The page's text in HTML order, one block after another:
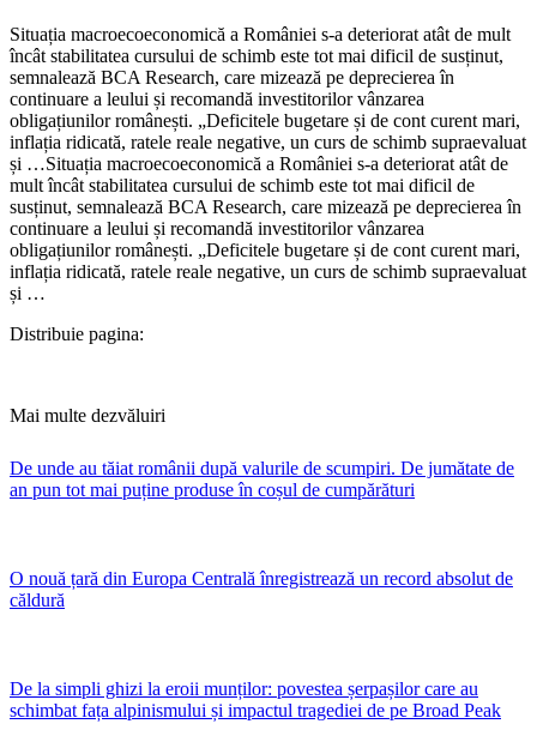
Situația macroecoeconomică a României s-a deteriorat atât de mult
încât stabilitatea cursului de schimb este tot mai dificil de susținut,
semnalează BCA Research, care mizează pe deprecierea în
continuare a leului și recomandă investitorilor vânzarea
obligațiunilor românești. „Deficitele bugetare și de cont curent mari,
inflația ridicată, ratele reale negative, un curs de schimb supraevaluat
și …​Situația macroecoeconomică a României s-a deteriorat atât de
mult încât stabilitatea cursului de schimb este tot mai dificil de
susținut, semnalează BCA Research, care mizează pe deprecierea în
continuare a leului și recomandă investitorilor vânzarea
obligațiunilor românești. „Deficitele bugetare și de cont curent mari,
inflația ridicată, ratele reale negative, un curs de schimb supraevaluat
și …
Distribuie pagina:
Mai multe dezvăluiri
De unde au tăiat românii după valurile de scumpiri. De jumătate de
an pun tot mai puține produse în coșul de cumpărături
O nouă țară din Europa Centrală înregistrează un record absolut de
căldură
De la simpli ghizi la eroii munților: povestea șerpașilor care au
schimbat fața alpinismului și impactul tragediei de pe Broad Peak